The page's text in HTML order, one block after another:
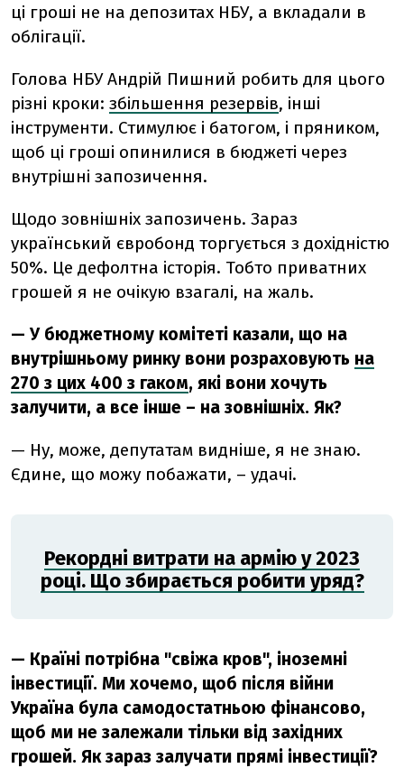
ці гроші не на депозитах НБУ, а вкладали в
облігації.
Голова НБУ Андрій Пишний робить для цього
різні кроки: збільшення резервів, інші
інструменти. Стимулює і батогом, і пряником,
щоб ці гроші опинилися в бюджеті через
внутрішні запозичення.
Щодо зовнішніх запозичень. Зараз
український євробонд торгується з дохідністю
50%. Це дефолтна історія. Тобто приватних
грошей я не очікую взагалі, на жаль.
— У бюджетному комітеті казали, що на
внутрішньому ринку вони розраховують на
270 з цих 400 з гаком, які вони хочуть
залучити, а все інше – на зовнішніх. Як?
— Ну, може, депутатам видніше, я не знаю.
Єдине, що можу побажати, – удачі.
Рекордні витрати на армію у 2023
році. Що збирається робити уряд?
— Країні потрібна "свіжа кров", іноземні
інвестиції. Ми хочемо, щоб після війни
Україна була самодостатньою фінансово,
щоб ми не залежали тільки від західних
грошей. Як зараз залучати прямі інвестиції?